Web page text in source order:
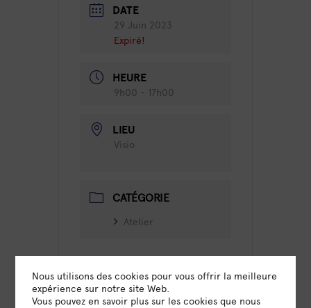
DATE
29 Juin 2023
Expiré!
HEURE
9h00 - 17h00
LIEU
Visio
CATÉGORIE
Atelier
Nous utilisons des cookies pour vous offrir la meilleure
expérience sur notre site Web.
Vous pouvez en savoir plus sur les cookies que nous